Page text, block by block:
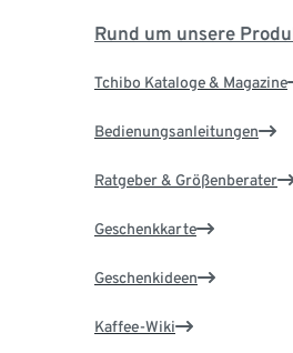
Rund um unsere
Tchibo Kataloge & Magazine
Bedienungsanleitungen
Ratgeber & Größenberater
Geschenkkarte
Geschenkideen
Kaffee-Wiki